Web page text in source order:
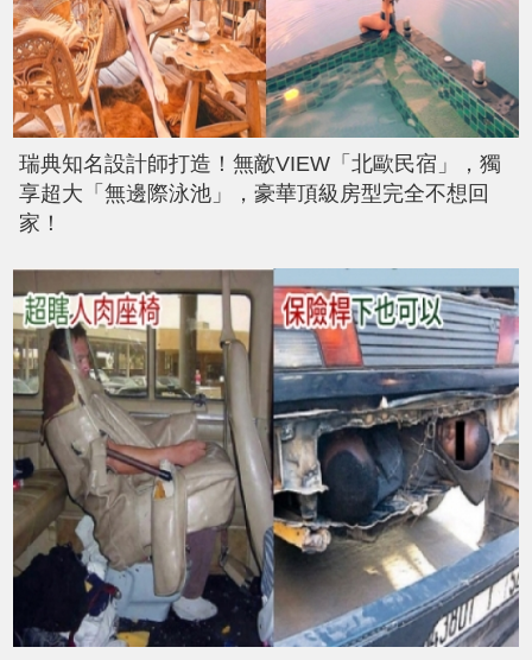
瑞典知名設計師打造！無敵VIEW「北歐民宿」，獨
享超大「無邊際泳池」，豪華頂級房型完全不想回
家！